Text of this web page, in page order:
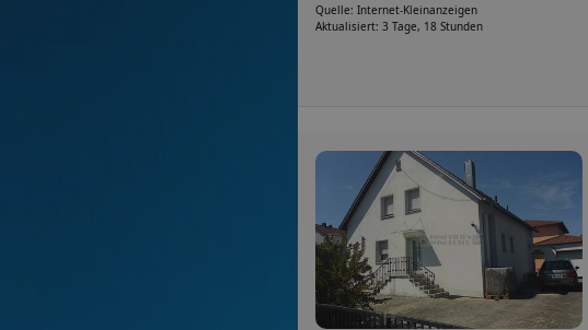
Quelle: Internet-Kleinanzeigen
Aktualisiert: 3 Tage, 18 Stunden